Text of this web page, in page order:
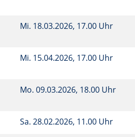
Mi. 18.03.2026, 17.00 Uhr
Mi. 15.04.2026, 17.00 Uhr
Mo. 09.03.2026, 18.00 Uhr
Sa. 28.02.2026, 11.00 Uhr